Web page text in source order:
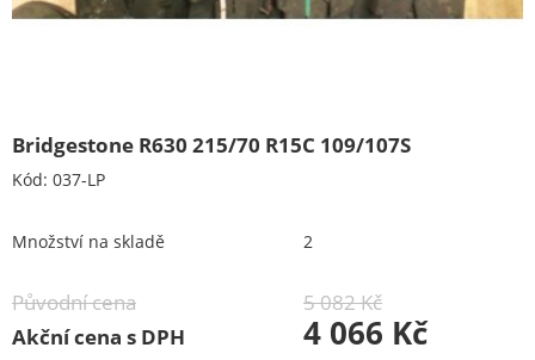
Bridgestone R630 215/70 R15C 109/107S
Kód: 037-LP
Množství na skladě 2
Původní cena
5 082 Kč
Akční cena s DPH
4 066 Kč